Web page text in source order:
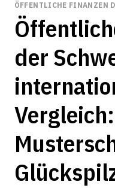
ÖFFENTLICHE FINANZEN
der
Vergleich: